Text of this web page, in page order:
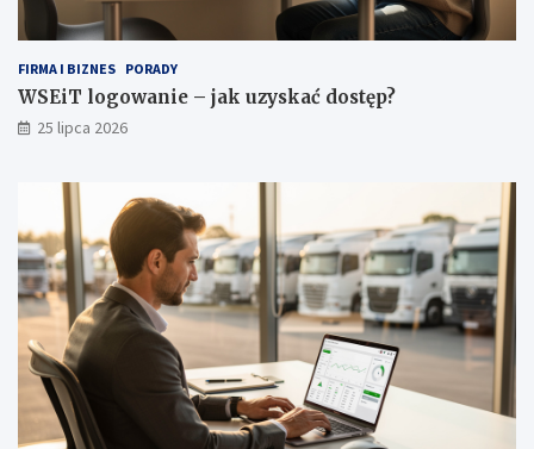
r
o
b
y
FIRMA I BIZNES PORADY
WSEiT logowanie – jak uzyskać dostęp?
25 lipca 2026